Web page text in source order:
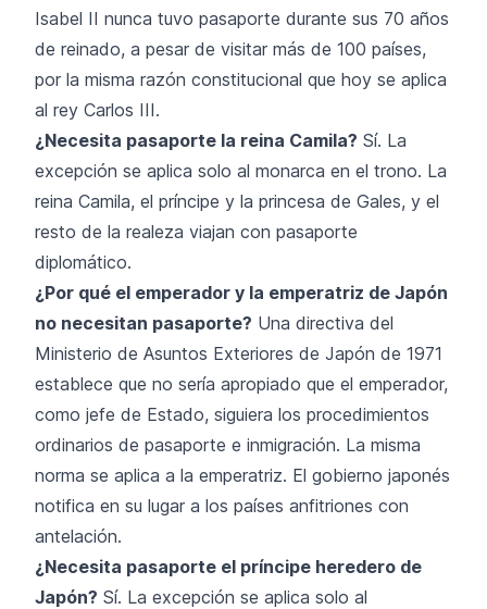
Isabel II nunca tuvo pasaporte durante sus 70 años
de reinado, a pesar de visitar más de 100 países,
por la misma razón constitucional que hoy se aplica
al rey Carlos III.
¿Necesita pasaporte la reina Camila? Sí. La
excepción se aplica solo al monarca en el trono. La
reina Camila, el príncipe y la princesa de Gales, y el
resto de la realeza viajan con pasaporte
diplomático.
¿Por qué el emperador y la emperatriz de Japón
no necesitan pasaporte? Una directiva del
Ministerio de Asuntos Exteriores de Japón de 1971
establece que no sería apropiado que el emperador,
como jefe de Estado, siguiera los procedimientos
ordinarios de pasaporte e inmigración. La misma
norma se aplica a la emperatriz. El gobierno japonés
notifica en su lugar a los países anfitriones con
antelación.
¿Necesita pasaporte el príncipe heredero de
Japón? Sí. La excepción se aplica solo al